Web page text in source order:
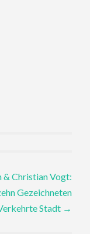
& Christian Vogt:
Gezeichneten
Stadt →